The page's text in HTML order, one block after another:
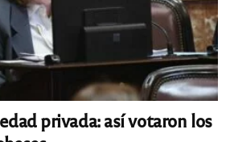
privada: así votaron los